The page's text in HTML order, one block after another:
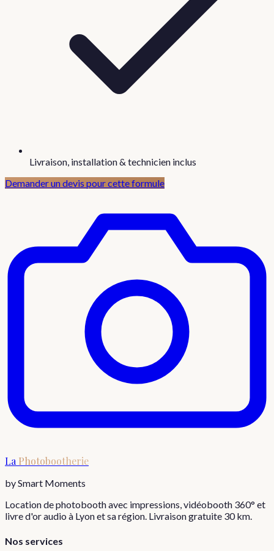
Livraison, installation & technicien inclus
Demander un devis pour cette formule
LaPhotobootherie
by Smart Moments
Location de photobooth avec impressions, vidéobooth 360° et
livre d'or audio à Lyon et sa région. Livraison gratuite 30 km.
Nos services